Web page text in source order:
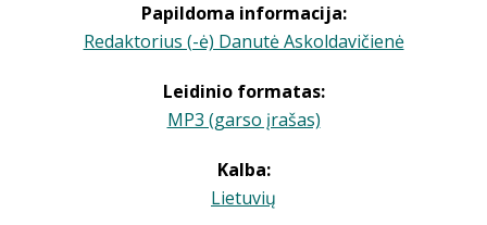
Papildoma informacija:
Redaktorius (-ė) Danutė Askoldavičienė
Leidinio formatas:
MP3 (garso įrašas)
Kalba:
Lietuvių